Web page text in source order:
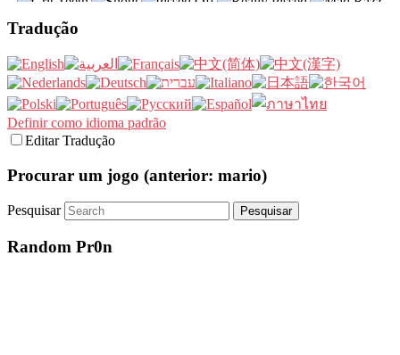
Tradução
Definir como idioma padrão
Editar Tradução
Procurar um jogo (anterior: mario)
Pesquisar
Random Pr0n